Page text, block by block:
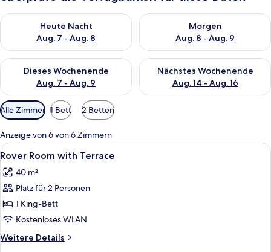
Heute Nacht
Aug. 7 - Aug. 8
Überprüfe die Verfügbarkeit für heute Nacht, Aug. 7 - Aug. 8.
Morgen
Aug. 8 - Aug. 9
Überprüfe die Verfügbarkeit
Dieses Wochenende
Aug. 7 - Aug. 9
Überprüfe die Verfügbarkeit für dieses Wochenende, Aug. 7
Nächstes Wochenende
Aug. 14 - Aug. 16
Überprüfe die Verfügbarkeit
Verfügbare
Filter
für
Zimmer
Alle Zimmer 1 Bett 2 Betten
Anzeige von 6 von 6 Zimmern
Alle
Fotos
für
Rover
Room
with
Terrace
anzeigen
Ein modernes Hotelzimmer mit
5
Rover Room with Terrace
40 m²
Platz für 2 Personen
1 King-Bett
Kostenloses WLAN
Weitere Details
Weitere